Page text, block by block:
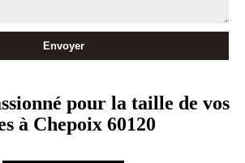
pour la taille de vos
à Chepoix 60120